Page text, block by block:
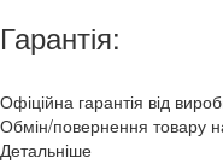
Гарантія:
Офіційна гарантія від
Обмін/повернення товару
Детальніше